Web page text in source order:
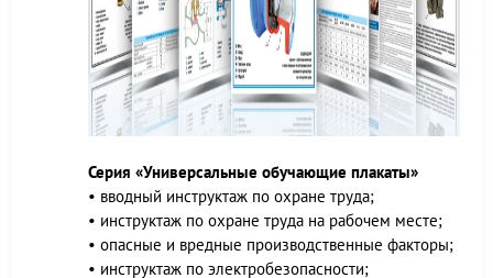
Серия «Универсальные обучающие плакаты»
• вводный инструктаж по охране труда;
• инструктаж по охране труда на рабочем месте;
• опасные и вредные производственные факторы;
• инструктаж по электробезопасности;